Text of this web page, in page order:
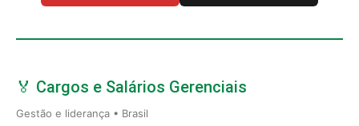
🏅 Cargos e Salários Gerenciais
Gestão e liderança • Brasil